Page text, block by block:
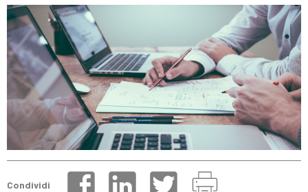
Condividi